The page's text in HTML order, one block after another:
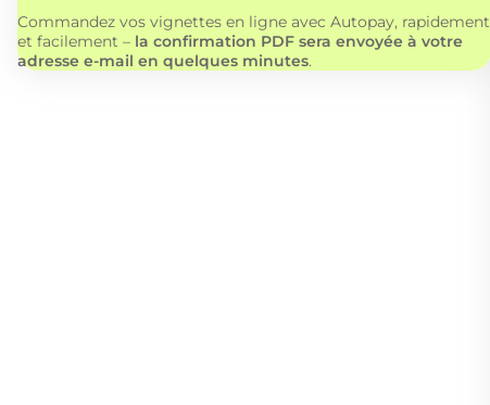
Commandez vos vignettes en ligne avec Autopay, rapidement
et facilement – la confirmation PDF sera envoyée à votre
adresse e-mail en quelques minutes.